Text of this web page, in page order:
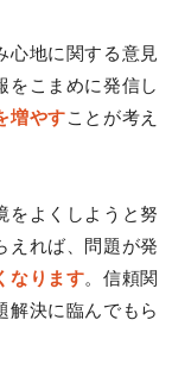
心地に関する意見
をこまめに発信し
増やすことが考え
をよくしようと努
えれば、問題が発
なります。信頼関
解決に臨んでもら